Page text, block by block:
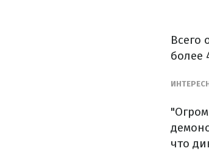
Всего
более
что